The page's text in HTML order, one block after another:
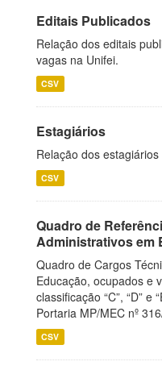
Editais Publicados
Relação dos editais
vagas na Unifei.
CSV
Estagiários
Relação dos
CSV
Quadro de
Administrativos em
Quadro de Cargos
Educação, ocupados e
classificação “C”, “D” e
Portaria MP/MEC nº
CSV